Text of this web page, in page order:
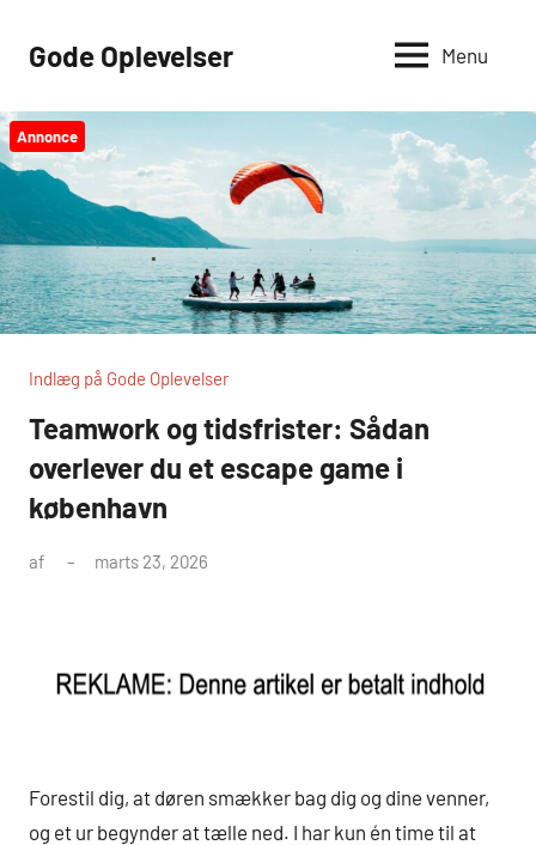
Gode Oplevelser Menu
Annonce
Indlæg på Gode Oplevelser
Teamwork og tidsfrister: Sådan
overlever du et escape game i
københavn
af marts 23, 2026
Forestil dig, at døren smækker bag dig og dine venner,
og et ur begynder at tælle ned. I har kun én time til at